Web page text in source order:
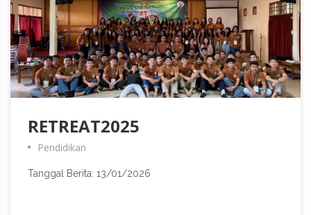
RETREAT2025
Pendidikan
Tanggal Berita: 13/01/2026